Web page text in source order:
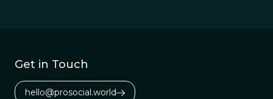
need to invent
society.
Get in Touch
hello@prosocial.world